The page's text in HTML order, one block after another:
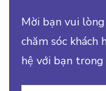
Mời bạn vui
chăm sóc khách
hệ với bạn